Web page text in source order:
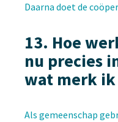
Daarna doet de
13. Hoe
nu precies
wat merk
Als gemeenschap